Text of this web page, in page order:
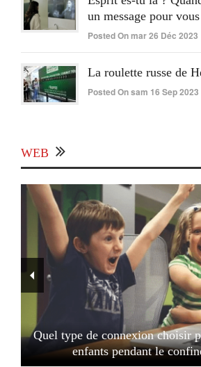
un message pour vous
Posted On mar 26 Déc 2023
La roulette russe de
Posted On sam 16 Sep 2023
WEB
Quel type de connexion choisir
enfants pendant le